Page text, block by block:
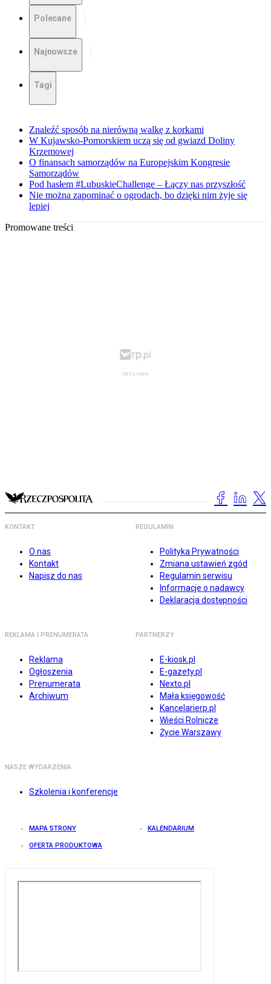
Polecane
Najnowsze
Tagi
Znaleźć sposób na nierówną walkę z korkami
W Kujawsko-Pomorskiem uczą się od gwiazd Doliny
Krzemowej
O finansach samorządów na Europejskim Kongresie
Samorządów
Pod hasłem #LubuskieChallenge – Łączy nas przyszłość
Nie można zapominać o ogrodach, bo dzięki nim żyje się
lepiej
Promowane treści
KONTAKT
O nas
Kontakt
Napisz do nas
REGULAMIN
Polityka Prywatności
Zmiana ustawień zgód
Regulamin serwisu
Informacje o nadawcy
Deklaracja dostępności
REKLAMA I PRENUMERATA
Reklama
Ogłoszenia
Prenumerata
Archiwum
PARTNERZY
E-kiosk.pl
E-gazety.pl
Nexto.pl
Mała księgowość
Kancelarierp.pl
Wieści Rolnicze
Życie Warszawy
NASZE WYDARZENIA
Szkolenia i konferencje
MAPA STRONY KALENDARIUM
OFERTA PRODUKTOWA